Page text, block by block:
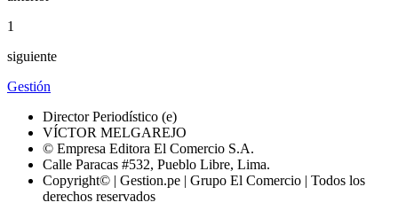
1
siguiente
Gestión
Director Periodístico (e)
VÍCTOR MELGAREJO
© Empresa Editora El Comercio S.A.
Calle Paracas #532, Pueblo Libre, Lima.
Copyright© | Gestion.pe | Grupo El Comercio | Todos los
derechos reservados